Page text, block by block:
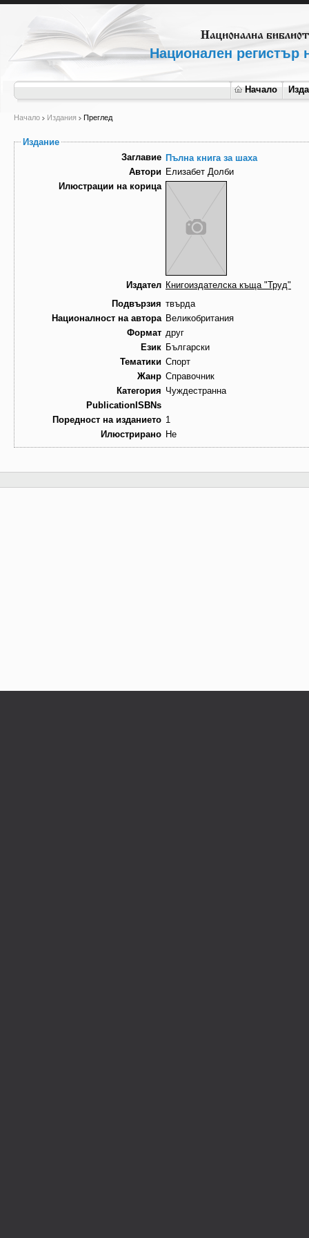
Национален регистър
Начало
Начало Издания Преглед
Издание
Заглавие Пълна книга за шаха
Автори Елизабет Долби
Илюстрации на корица
Издател Книгоиздателска къща "Труд"
Подвързия твърда
Националност на автора Великобритания
Формат друг
Език Български
Тематики Спорт
Жанр Справочник
Категория Чуждестранна
PublicationISBNs
Поредност на изданието 1
Илюстрирано Не